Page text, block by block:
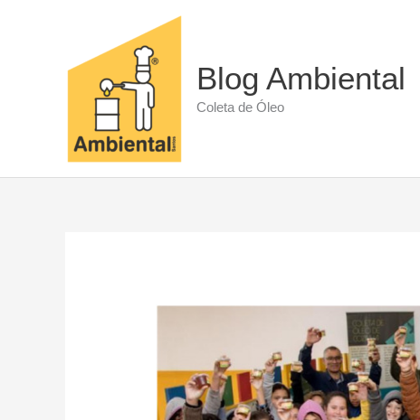
Blog Ambiental
Coleta de Óleo